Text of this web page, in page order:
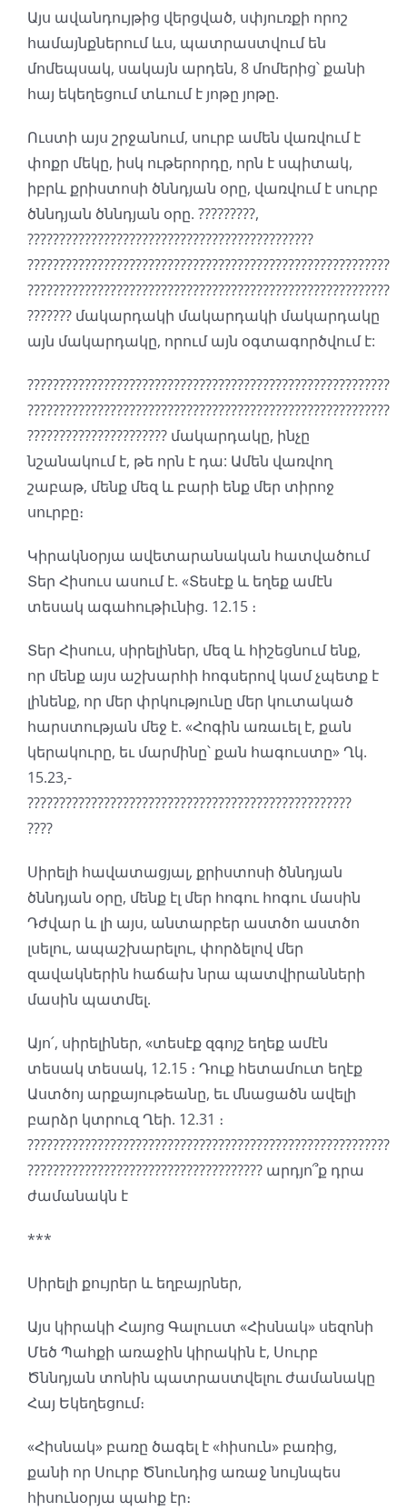
Այս ավանդույթից վերցված, սփյուռքի որոշ
համայնքներում ևս, պատրաստվում են
մոմեպսակ, սակայն արդեն, 8 մոմերից՝ քանի
հայ եկեղեցում տևում է յոթը յոթը.
Ուստի այս շրջանում, սուրբ ամեն վառվում է
փոքր մեկը, իսկ ութերորդը, որն է սպիտակ,
իբրև քրիստոսի ծննդյան օրը, վառվում է սուրբ
ծննդյան ծննդյան օրը. ?????????,
?????????????????????????????????????????????
?????????????????????????????????????????????????????????
?????????????????????????????????????????????????????????
??????? մակարդակի մակարդակի մակարդակը
այն մակարդակը, որում այն օգտագործվում է:
?????????????????????????????????????????????????????????
?????????????????????????????????????????????????????????
?????????????????????? մակարդակը, ինչը
նշանակում է, թե որն է դա: Ամեն վառվող
շաբաթ, մենք մեզ և բարի ենք մեր տիրոջ
սուրբը։
Կիրակնօրյա ավետարանական հատվածում
Տեր Հիսուս ասում է. «Տեսէք և եղեք ամէն
տեսակ ագահութիւնից. 12.15 ։
Տեր Հիսուս, սիրելիներ, մեզ և հիշեցնում ենք,
որ մենք այս աշխարհի հոգսերով կամ չպետք է
լինենք, որ մեր փրկությունը մեր կուտակած
հարստության մեջ է. «Հոգին առաւել է, քան
կերակուրը, եւ մարմինը՝ քան հագուստը» Ղկ.
15.23,-
???????????????????????????????????????????????????
????
Սիրելի հավատացյալ, քրիստոսի ծննդյան
ծննդյան օրը, մենք էլ մեր հոգու հոգու մասին
Դժվար և լի այս, անտարբեր աստծո աստծո
լսելու, ապաշխարելու, փորձելով մեր
զավակներին հաճախ նրա պատվիրանների
մասին պատմել.
Այո՛, սիրելիներ, «տեսէք զգոյշ եղեք ամէն
տեսակ տեսակ, 12.15 ։ Դուք հետամուտ եղէք
Աստծոյ արքայութեանը, եւ մնացածն ավելի
բարձր կտրուզ Ղեի. 12.31 ։
?????????????????????????????????????????????????????????
????????????????????????????????????? արդյո՞ք դրա
ժամանակն է
***
Սիրելի քույրեր և եղբայրներ,
Այս կիրակի Հայոց Գալուստ «Հիսնակ» սեզոնի
Մեծ Պահքի առաջին կիրակին է, Սուրբ
Ծննդյան տոնին պատրաստվելու ժամանակը
Հայ Եկեղեցում։
«Հիսնակ» բառը ծագել է «հիսուն» բառից,
քանի որ Սուրբ Ծնունդից առաջ նույնպես
հիսունօրյա պահք էր։